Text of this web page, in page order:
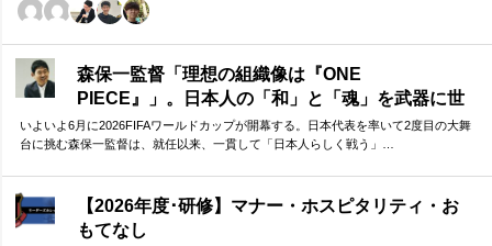
バーのための研修です。
森保一監督「理想の組織像は『ONE
PIECE』」。日本人の「和」と「魂」を武器に世
界へ挑む①
いよいよ6月に2026FIFAワールドカップが開幕する。日本代表を率いて2度目の大舞
台に挑む森保一監督は、就任以来、一貫して「日本人らしく戦う」…
【2026年度･研修】マナー・ホスピタリティ・お
もてなし